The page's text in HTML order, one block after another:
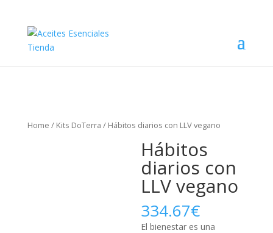
Home / Kits DoTerra / Hábitos diarios con LLV vegano
Hábitos
diarios con
LLV vegano
334.67€
El bienestar es una